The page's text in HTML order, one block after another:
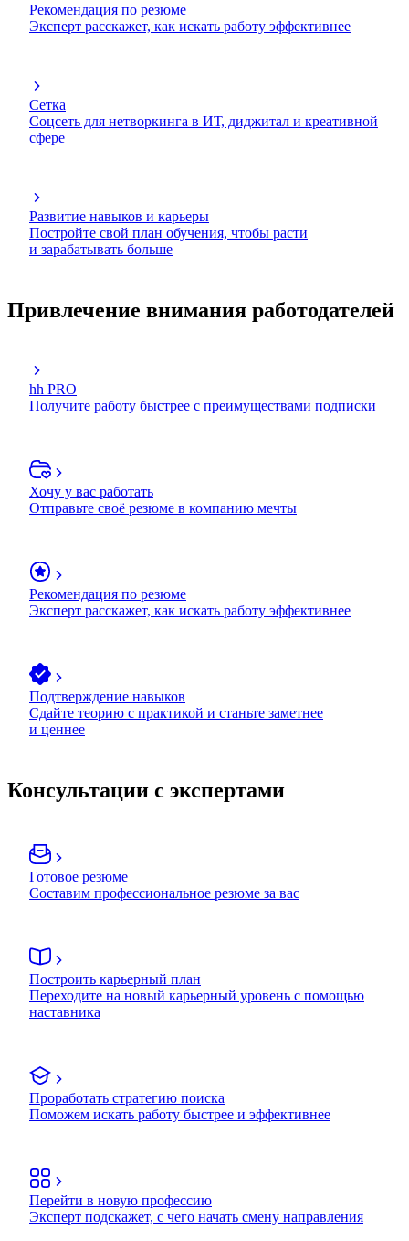
Рекомендация по резюме
Эксперт расскажет, как искать работу эффективнее
Сетка
Соцсеть для нетворкинга в ИТ, диджитал и креативной
сфере
Развитие навыков и карьеры
Постройте свой план обучения, чтобы расти
и зарабатывать больше
Привлечение внимания работодателей
hh PRO
Получите работу быстрее с преимуществами подписки
Хочу у вас работать
Отправьте своё резюме в компанию мечты
Рекомендация по резюме
Эксперт расскажет, как искать работу эффективнее
Подтверждение навыков
Сдайте теорию с практикой и станьте заметнее
и ценнее
Консультации с экспертами
Готовое резюме
Составим профессиональное резюме за вас
Построить карьерный план
Переходите на новый карьерный уровень с помощью
наставника
Проработать стратегию поиска
Поможем искать работу быстрее и эффективнее
Перейти в новую профессию
Эксперт подскажет, с чего начать смену направления